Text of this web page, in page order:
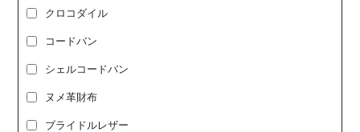
クロコダイル
コードバン
シェルコードバン
ヌメ革財布
ブライドルレザー